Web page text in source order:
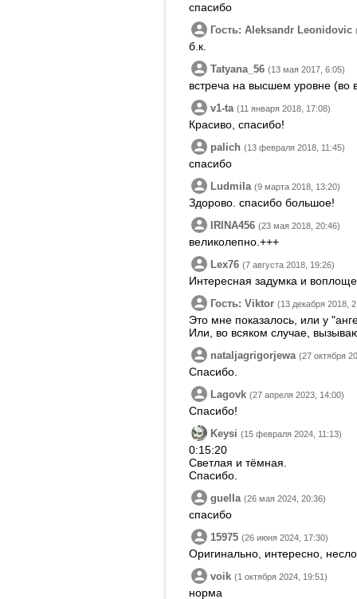
спасибо
Гость: Aleksandr Leonidovic
б.к.
Tatyana_56 (13 мая 2017, 6:05)
встреча на высшем уровне (во
v1-ta (11 января 2018, 17:08)
Красиво, спасибо!
palich (13 февраля 2018, 11:45)
спасибо
Ludmila (9 марта 2018, 13:20)
Здорово. спасибо большое!
IRINA456 (23 мая 2018, 20:46)
великолепно.+++
Lex76 (7 августа 2018, 19:26)
Интересная задумка и
Гость: Viktor (13 декабря 2018,
Это мне показалось, или у
Или, во всяком случае,
nataljagrigorjewa (27 октября
Спасибо.
Lagovk (27 апреля 2023, 14:00)
Спасибо!
Keysi (15 февраля 2024, 11:13)
0:15:20
Светлая и тёмная.
Спасибо.
guella (26 мая 2024, 20:36)
спасибо
15975 (26 июня 2024, 17:30)
Оригинально, интересно,
voik (1 октября 2024, 19:51)
норма